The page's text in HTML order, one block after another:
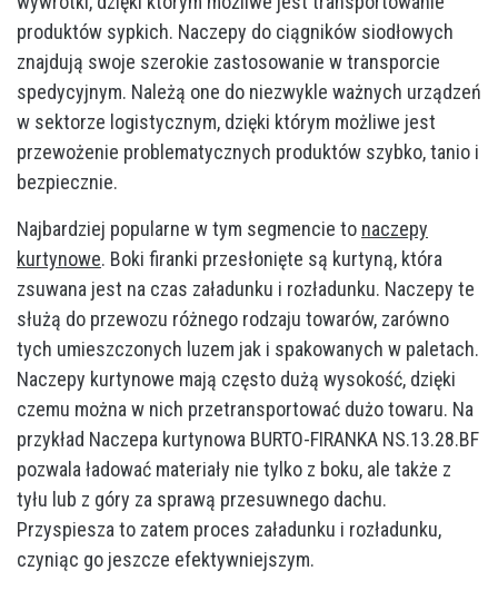
produktów sypkich. Naczepy do ciągników siodłowych
znajdują swoje szerokie zastosowanie w transporcie
spedycyjnym. Należą one do niezwykle ważnych urządzeń
w sektorze logistycznym, dzięki którym możliwe jest
przewożenie problematycznych produktów szybko, tanio i
bezpiecznie.
Najbardziej popularne w tym segmencie to naczepy
kurtynowe. Boki firanki przesłonięte są kurtyną, która
zsuwana jest na czas załadunku i rozładunku. Naczepy te
służą do przewozu różnego rodzaju towarów, zarówno
tych umieszczonych luzem jak i spakowanych w paletach.
Naczepy kurtynowe mają często dużą wysokość, dzięki
czemu można w nich przetransportować dużo towaru. Na
przykład Naczepa kurtynowa BURTO-FIRANKA NS.13.28.BF
pozwala ładować materiały nie tylko z boku, ale także z
tyłu lub z góry za sprawą przesuwnego dachu.
Przyspiesza to zatem proces załadunku i rozładunku,
czyniąc go jeszcze efektywniejszym.